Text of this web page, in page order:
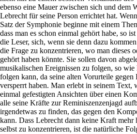
ebenso eine Mauer zwischen sich und dem
Lebrecht für seine Person errichtet hat.
Satz der Symphonie beginne mit einem
dass man es schon einmal gehört habe, so
die Leser, sich, wenn sie denn dazu
die Frage zu konzentrieren, wo man dieses
gehört haben könnte. Sie sollen davon
musikalischen Ereignissen zu folgen, so
folgen kann, da seine alten Vorurteile
versperrt haben. Man erlebt in seinem Text,
einmal gefestigten Ansichten über einen
alle seine Kräfte zur Reminiszenzenjagd
irgendetwas zu finden, das gegen den
kann. Dass Lebrecht dann keine Kraft mehr
selbst zu konzentrieren, ist die natürliche